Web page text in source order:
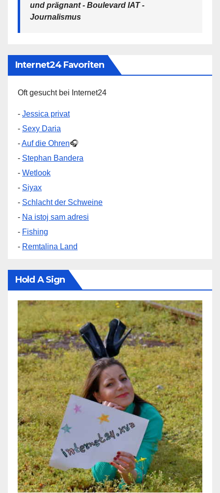
und prägnant - Boulevard IAT -
Journalismus
Internet24 Favoriten
Oft gesucht bei Internet24
- Jessica privat
- Sexy Daria
-Auf die Ohren🎧
- Stephan Bandera
- Wetlook
- Siyax
- Schlacht der Schweine
- Na istoj sam adresi
- Fishing
- Remtalina Land
Hold A Sign